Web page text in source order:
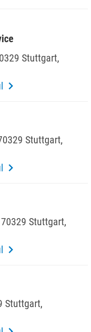
Stutt­gart,
Stutt­gart,
Stutt­gart,
Stutt­gart,